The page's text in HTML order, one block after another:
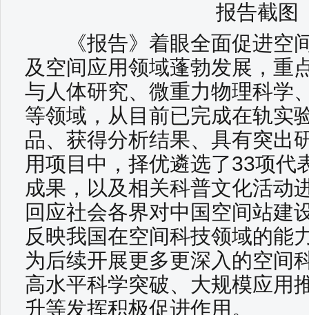
报告截图
《报告》着眼全面促进空
及空间应用领域蓬勃发展，重
与人体研究、微重力物理科学
等领域，从目前已完成在轨实
品、获得分析结果、具有突出
用项目中，择优遴选了33项代
成果，以及相关科普文化活动
回应社会各界对中国空间站建
反映我国在空间科技领域的能
为后续开展更多更深入的空间
高水平科学突破、大规模应用
升等发挥积极促进作用。